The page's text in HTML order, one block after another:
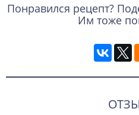
Понравился рецепт?
Им тоже